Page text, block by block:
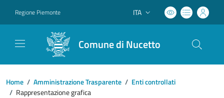
Regione Piemonte Lingua attiva:
ITA
Comune di Nucetto
Home / Amministrazione Trasparente / Enti controllati
/ Rappresentazione grafica